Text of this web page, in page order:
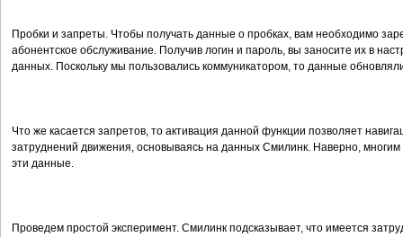
Пробки и запреты. Чтобы получать данные о пробках, вам необходимо
абонентское обслуживание. Получив логин и пароль, вы заносите их в
данных. Поскольку мы пользовались коммуникатором, то данные
Что же касается запретов, то активация данной функции позволяет
затруднений движения, основываясь на данных Смилинк. Наверно,
эти данные.
Проведем простой эксперимент. Смилинк подсказывает, что имеется